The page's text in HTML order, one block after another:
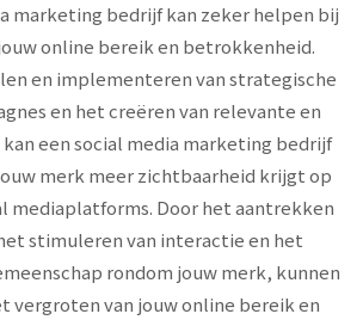
marketing bedrijf kan zeker helpen bij
online bereik en betrokkenheid.
en implementeren van strategische
en het creëren van relevante en
een social media marketing bedrijf
merk meer zichtbaarheid krijgt op
mediaplatforms. Door het aantrekken
stimuleren van interactie en het
rondom jouw merk, kunnen
vergroten van jouw online bereik en